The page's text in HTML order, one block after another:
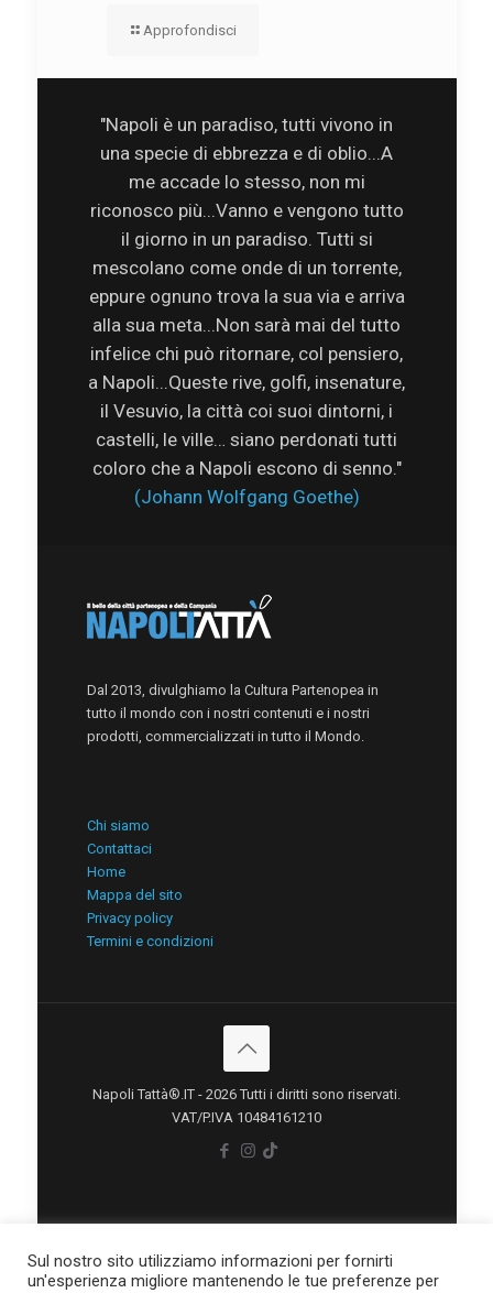
Approfondisci
"Napoli è un paradiso, tutti vivono in
una specie di ebbrezza e di oblio...A
me accade lo stesso, non mi
riconosco più...Vanno e vengono tutto
il giorno in un paradiso. Tutti si
mescolano come onde di un torrente,
eppure ognuno trova la sua via e arriva
alla sua meta...Non sarà mai del tutto
infelice chi può ritornare, col pensiero,
a Napoli...Queste rive, golfi, insenature,
il Vesuvio, la città coi suoi dintorni, i
castelli, le ville… siano perdonati tutti
coloro che a Napoli escono di senno."
(Johann Wolfgang Goethe)
Dal 2013, divulghiamo la Cultura Partenopea in
tutto il mondo con i nostri contenuti e i nostri
prodotti, commercializzati in tutto il Mondo.
Chi siamo
Contattaci
Home
Mappa del sito
Privacy policy
Termini e condizioni
Napoli Tattà®.IT - 2026 Tutti i diritti sono riservati.
VAT/P.IVA 10484161210
Sul nostro sito utilizziamo informazioni per fornirti
un'esperienza migliore mantenendo le tue preferenze per